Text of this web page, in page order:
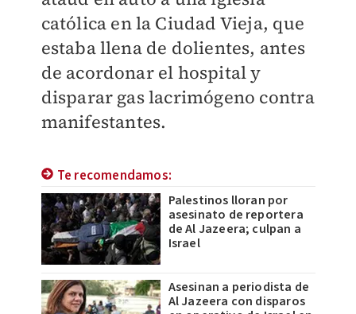
católica en la Ciudad Vieja, que
estaba llena de dolientes, antes
de acordonar el hospital y
disparar gas lacrimógeno contra
manifestantes.
Te recomendamos:
Palestinos lloran por
asesinato de reportera
de Al Jazeera; culpan a
Israel
Asesinan a periodista de
Al Jazeera con disparos